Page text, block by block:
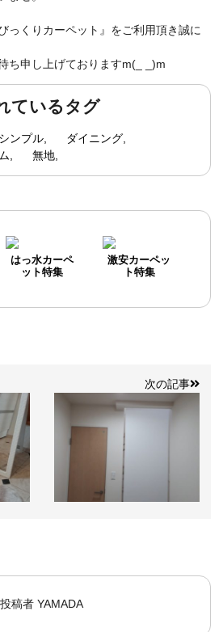
っくりカーペット』をご利用頂き誠に
ち申し上げておりますm(_ _)m
ているタグ
シンプル
ダイニング
無地
はっ水カーペ
ット特集
激安カーペッ
ト特集
次の記事
投稿者 YAMADA